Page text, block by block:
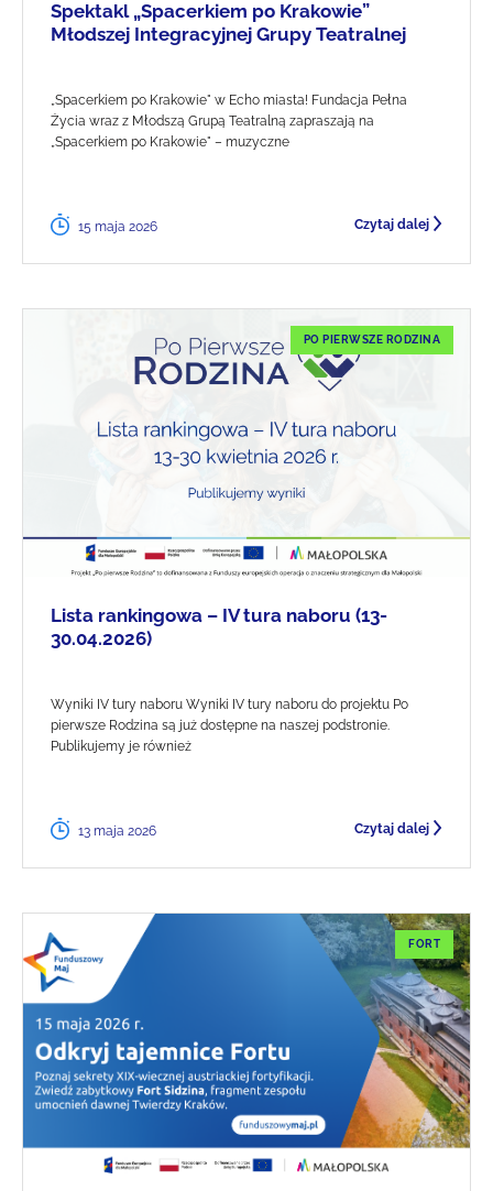
Spektakl „Spacerkiem po Krakowie”
Młodszej Integracyjnej Grupy Teatralnej
„Spacerkiem po Krakowie" w Echo miasta! Fundacja Pełna
Życia wraz z Młodszą Grupą Teatralną zapraszają na
„Spacerkiem po Krakowie" – muzyczne
15 maja 2026 Czytaj dalej
PO PIERWSZE RODZINA
Lista rankingowa – IV tura naboru (13-
30.04.2026)
Wyniki IV tury naboru Wyniki IV tury naboru do projektu Po
pierwsze Rodzina są już dostępne na naszej podstronie.
Publikujemy je również
13 maja 2026 Czytaj dalej
FORT